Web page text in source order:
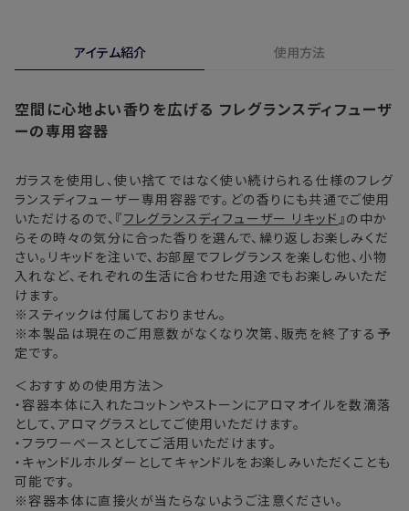
※新製品（限定製品）は除きます。
※定期販売のお申し込みは、7日後以降の配送となります。
注文後、お届けまでにかかる日数の目安
東北・関東・中部・関西 2〜3日
中国・四国・九州 3〜4日
沖縄県・離島 5〜8日
※以下に該当する場合、上記の日程で発送できない場合がござ
います。
・交通状況や天候による遅延
・ラッピングのご注文、繁忙期および休業期間中
・ご注文内容の確認にお時間を要する
・複数製品購入により配送手配に時間がかかる
合、期間内*であれば、返金・交換サービスをご利用いただけ
オンラインストアでご購入の場合、発送完了メールの翌日から10日
間。対象の直営店舗でご購入の場合、購入日の翌日から7日間
アイテム紹介 使用方法
空間に心地よい香りを広げる フレグランスディフューザ
ーの専用容器
ガラスを使用し、使い捨てではなく使い続けられる仕様のフレグ
ランスディフューザー専用容器です。どの香りにも共通でご使用
いただけるので、『フレグランスディフューザー リキッド』の中か
らその時々の気分に合った香りを選んで、繰り返しお楽しみくだ
さい。リキッドを注いで、お部屋でフレグランスを楽しむ他、小物
入れなど、それぞれの生活に合わせた用途でもお楽しみいただ
けます。
※スティックは付属しておりません。
※本製品は現在のご用意数がなくなり次第、販売を終了する予
定です。
＜おすすめの使用方法＞
・容器本体に入れたコットンやストーンにアロマオイルを数滴落
として、アロマグラスとしてご使用いただけます。
・フラワーベースとしてご活用いただけます。
・キャンドルホルダーとしてキャンドルをお楽しみいただくことも
可能です。
※容器本体に直接火が当たらないようご注意ください。